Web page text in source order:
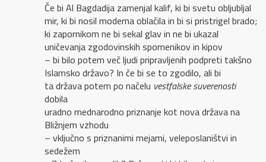
Če bi Al Bagdadija zamenjal kalif, ki bi svetu obljubljal
mir, ki bi nosil moderna oblačila in bi si pristrigel brado;
ki zapornikom ne bi sekal glav in ne bi ukazal
uničevanja zgodovinskih spomenikov in kipov
– bi bilo potem več ljudi pripravljenih podpreti takšno
Islamsko državo? In če bi se to zgodilo, ali bi
ta država potem po načelu vestfalske suverenosti
dobila
uradno mednarodno priznanje kot nova država na
Bližnjem vzhodu
– vključno s priznanimi mejami, veleposlaništvi in
sedežem